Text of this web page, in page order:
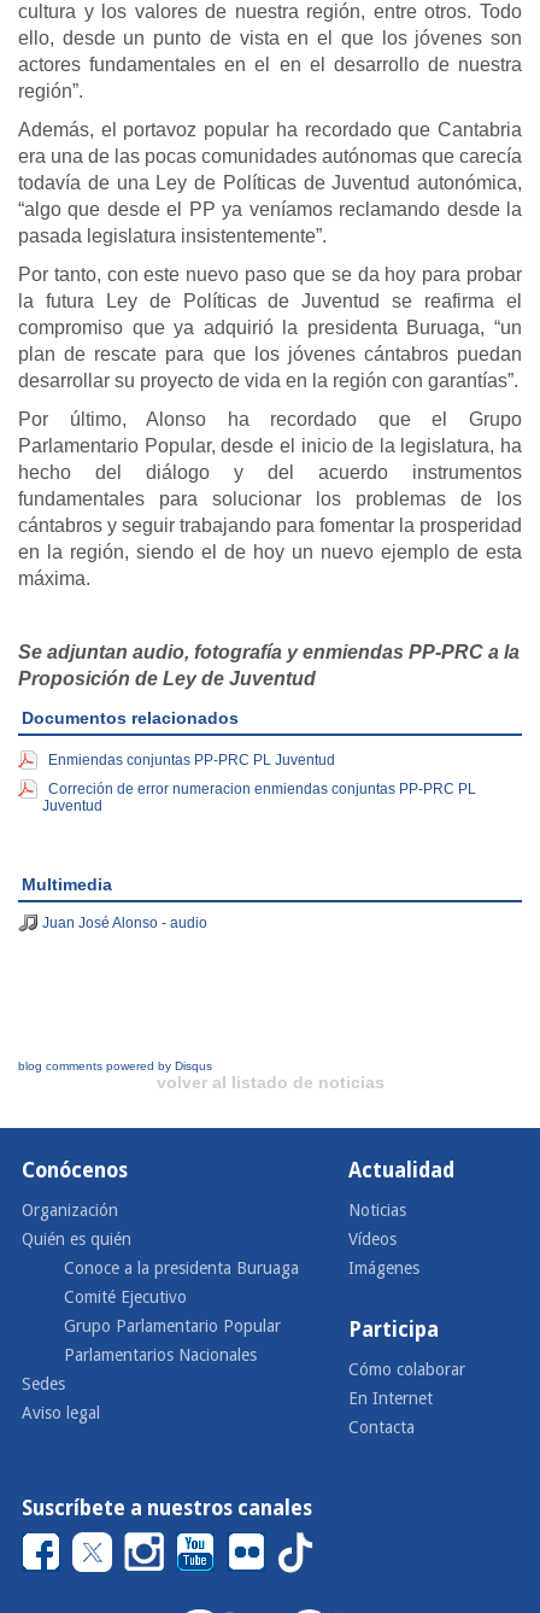
cultura y los valores de nuestra región, entre otros. Todo
ello, desde un punto de vista en el que los jóvenes son
actores fundamentales en el en el desarrollo de nuestra
región”.
Además, el portavoz popular ha recordado que Cantabria
era una de las pocas comunidades autónomas que carecía
todavía de una Ley de Políticas de Juventud autonómica,
“algo que desde el PP ya veníamos reclamando desde la
pasada legislatura insistentemente”.
Por tanto, con este nuevo paso que se da hoy para probar
la futura Ley de Políticas de Juventud se reafirma el
compromiso que ya adquirió la presidenta Buruaga, “un
plan de rescate para que los jóvenes cántabros puedan
desarrollar su proyecto de vida en la región con garantías”.
Por último, Alonso ha recordado que el Grupo
Parlamentario Popular, desde el inicio de la legislatura, ha
hecho del diálogo y del acuerdo instrumentos
fundamentales para solucionar los problemas de los
cántabros y seguir trabajando para fomentar la prosperidad
en la región, siendo el de hoy un nuevo ejemplo de esta
máxima.
Se adjuntan audio, fotografía y enmiendas PP-PRC a la
Proposición de Ley de Juventud
Documentos relacionados
Enmiendas conjuntas PP-PRC PL Juventud
Correción de error numeracion enmiendas conjuntas PP-PRC PL
Juventud
Multimedia
Juan José Alonso - audio
blog comments powered by Disqus
volver al listado de noticias
Conócenos
Organización
Quién es quién
Conoce a la presidenta Buruaga
Comité Ejecutivo
Grupo Parlamentario Popular
Parlamentarios Nacionales
Sedes
Aviso legal
Actualidad
Noticias
Vídeos
Imágenes
Participa
Cómo colaborar
En Internet
Contacta
Suscríbete a nuestros canales